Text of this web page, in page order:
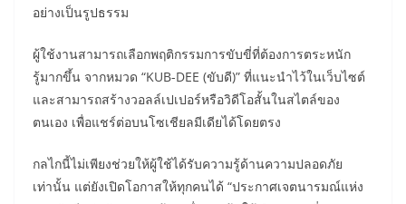
อย่างเป็นรูปธรรม
ผู้ใช้งานสามารถเลือกพฤติกรรมการขับขี่ที่ต้องการตระหนัก
รู้มากขึ้น จากหมวด “KUB-DEE (ขับดี)” ที่แนะนำไว้ในเว็บไซต์
และสามารถสร้างวอลล์เปเปอร์หรือวิดีโอสั้นในสไตล์ของ
ตนเอง เพื่อแชร์ต่อบนโซเชียลมีเดียได้โดยตรง
กลไกนี้ไม่เพียงช่วยให้ผู้ใช้ได้รับความรู้ด้านความปลอดภัย
เท่านั้น แต่ยังเปิดโอกาสให้ทุกคนได้ “ประกาศเจตนารมณ์แห่ง